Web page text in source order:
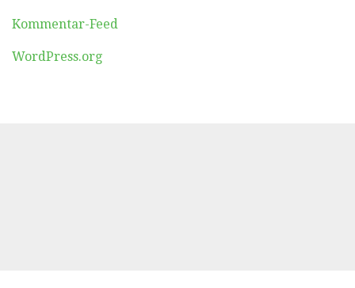
Kommentar-Feed
WordPress.org